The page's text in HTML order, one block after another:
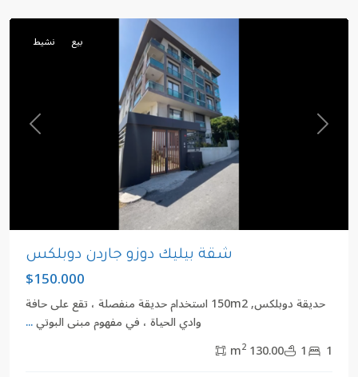
Next
بيع نشيط
شقة بيليك دوزو جاردن دوبلكس
$150.000
حديقة دوبلكس, 150m2 استخدام حديقة منفصلة ، تقع على حافة
وادي الحياة ، في مفهوم مبنى البوتي...
1
1
130.00 m
2